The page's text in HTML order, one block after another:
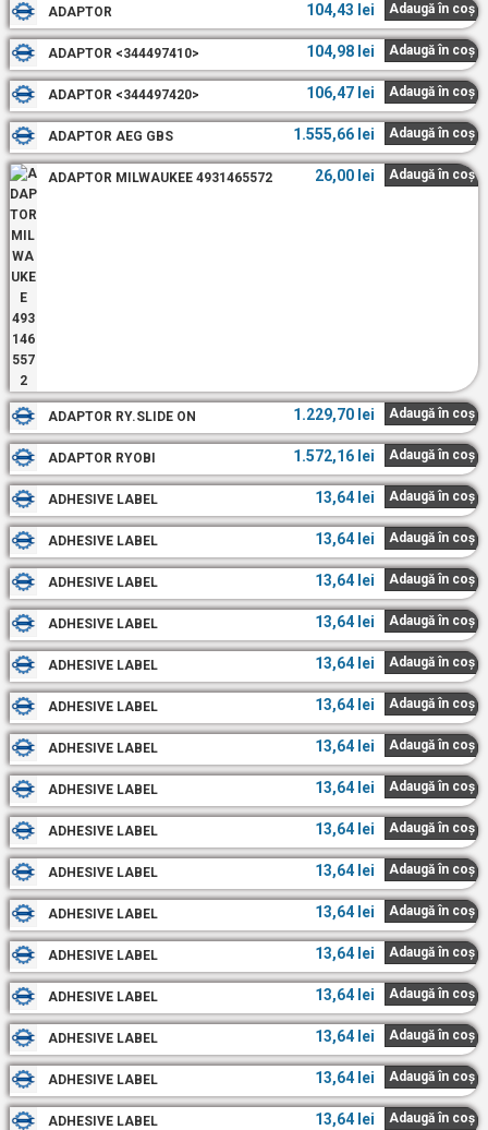
ADAPTOR 104,43 lei Adaugă în coș
ADAPTOR <344497410> 104,98 lei Adaugă în coș
ADAPTOR <344497420> 106,47 lei Adaugă în coș
ADAPTOR AEG GBS 1.555,66 lei Adaugă în coș
ADAPTOR MILWAUKEE 4931465572 26,00 lei Adaugă în coș
ADAPTOR RY.SLIDE ON 1.229,70 lei Adaugă în coș
ADAPTOR RYOBI 1.572,16 lei Adaugă în coș
ADHESIVE LABEL 13,64 lei Adaugă în coș
ADHESIVE LABEL 13,64 lei Adaugă în coș
ADHESIVE LABEL 13,64 lei Adaugă în coș
ADHESIVE LABEL 13,64 lei Adaugă în coș
ADHESIVE LABEL 13,64 lei Adaugă în coș
ADHESIVE LABEL 13,64 lei Adaugă în coș
ADHESIVE LABEL 13,64 lei Adaugă în coș
ADHESIVE LABEL 13,64 lei Adaugă în coș
ADHESIVE LABEL 13,64 lei Adaugă în coș
ADHESIVE LABEL 13,64 lei Adaugă în coș
ADHESIVE LABEL 13,64 lei Adaugă în coș
ADHESIVE LABEL 13,64 lei Adaugă în coș
ADHESIVE LABEL 13,64 lei Adaugă în coș
ADHESIVE LABEL 13,64 lei Adaugă în coș
ADHESIVE LABEL 13,64 lei Adaugă în coș
ADHESIVE LABEL 13,64 lei Adaugă în coș